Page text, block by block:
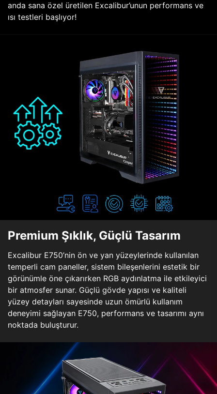
anda sana özel üretilen Excalibur’unun performans ve
ısı testleri başlıyor!
Premium Şıklık, Güçlü Tasarım
Excalibur E750’nin ön ve yan yüzeylerinde kullanılan
temperli cam paneller, sistem bileşenlerini estetik bir
görünümle öne çıkarırken RGB aydınlatma ile etkileyici
bir atmosfer sunar. Güçlü gövde yapısı ve kaliteli
yüzey detayları sayesinde uzun ömürlü kullanım
deneyimi sağlayan E750, performans ve tasarımı aynı
noktada buluşturur.